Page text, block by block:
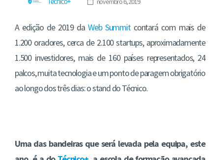
A edição de 2019 da Web Summitcontará com mais de
1.200 oradores, cerca de 2.100 startups, aproximadamente
1.500 investidores, mais de 160 países representados, 24
palcos, muita tecnologia e um ponto de paragem obrigatório
ao longo dos três dias: o stand do Técnico.
Uma das bandeiras que será levada pela equipa, este